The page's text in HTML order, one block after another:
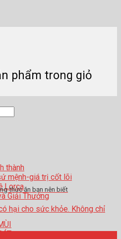
thành
mệnh-giá trị cốt lõi
Lorca
Giải Thưởng
phẩm trong giỏ
thức ăn bạn nên biết
hại cho sức khỏe. Không chỉ